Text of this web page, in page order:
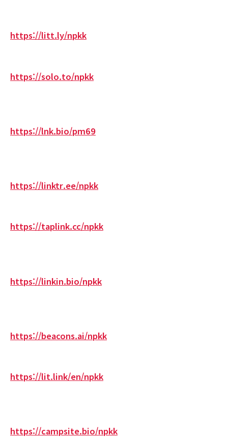
https://litt.ly/npkk
https://solo.to/npkk
https://lnk.bio/pm69
https://linktr.ee/npkk
https://taplink.cc/npkk
https://linkin.bio/npkk
https://beacons.ai/npkk
https://lit.link/en/npkk
https://campsite.bio/npkk